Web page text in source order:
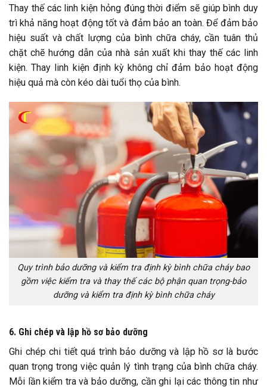
Thay thế các linh kiện hỏng đúng thời điểm sẽ giúp bình duy
trì khả năng hoạt động tốt và đảm bảo an toàn. Để đảm bảo
hiệu suất và chất lượng của bình chữa cháy, cần tuân thủ
chặt chẽ hướng dẫn của nhà sản xuất khi thay thế các linh
kiện. Thay linh kiện định kỳ không chỉ đảm bảo hoạt động
hiệu quả mà còn kéo dài tuổi thọ của bình.
Quy trình bảo dưỡng và kiểm tra định kỳ bình chữa cháy bao
gồm việc kiểm tra và thay thế các bộ phận quan trọng-bảo
dưỡng và kiểm tra định kỳ bình chữa cháy
6. Ghi chép và lập hồ sơ bảo dưỡng
Ghi chép chi tiết quá trình bảo dưỡng và lập hồ sơ là bước
quan trọng trong việc quản lý tình trạng của bình chữa cháy.
Mỗi lần kiểm tra và bảo dưỡng, cần ghi lại các thông tin như